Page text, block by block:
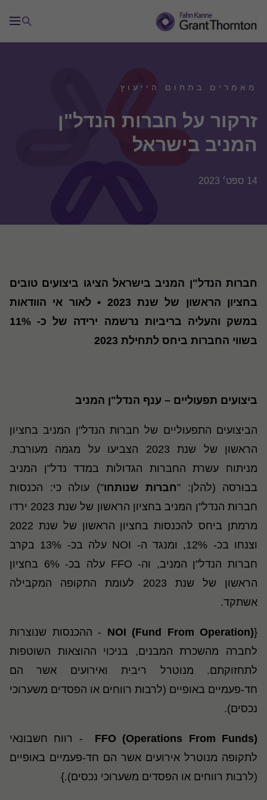
מאמרים בתחום הייעוץ
זרקור על חברות הנדל"ן
המניב בישראל
14 ספט׳ 2023
חברות הנדל"ן המניב בישראל הציגו ביצועים טובים
בחציון הראשון של שנת 2023 • לאור אי הוודאות
במשק והעליה בריביות נרשמה ירידה של כ- 11%
בשווי החברות ביחס לתחילת 2023
ביצועים תפעוליים – ענף הנדל"ן המניב
הביצועים התפעוליים של חברות הנדל"ן המניב בחציון
הראשון של שנת 2023 הצביעו על מגמה מעורבת.
מניתוח עשרת החברות הגדולות במדד נדל"ן המניב
בבורסה (להלן: "חברות שנותחו") עולה כי: הכנסות
חברות הנדל"ן המניב בחציון הראשון של שנת 2023 ירדו
מרמתן ביחס להכנסות בחציון הראשון של שנת 2022
וצנחו בכ- 12%, ומנגד ה- NOI
עלה בכ- 13% בקרב
חברות הנדל"ן המניב, וה- FFO
עלה בכ- 6% בחציון
הראשון של שנת 2023 לעומת התקופה המקבילה
אשתקד.
{
NOI (Fund From Operation)
- ההכנסות שנוצרות
לחברה מהשכרת המבנים, בניכוי ההוצאות השוטפות
לתחזוקתם. מנוטרל ריבית ואירועים אשר הם
חד-פעמיים באופיים (לרבות רווחים או הפסדים משערוכי
נכסים).
FFO (Operations From Funds)
- רווח חשבונאי
לתקופה מנוטרל אירועים אשר הם חד-פעמיים באופיים
(לרבות רווחים או הפסדים משערוכי נכסים).}